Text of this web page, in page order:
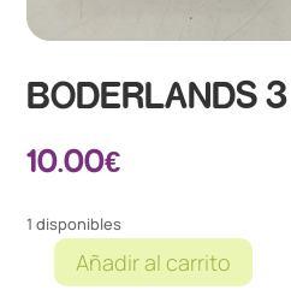
BODERLANDS
10.00€
1 disponibles
BODERLANDS
Añadir al carrito